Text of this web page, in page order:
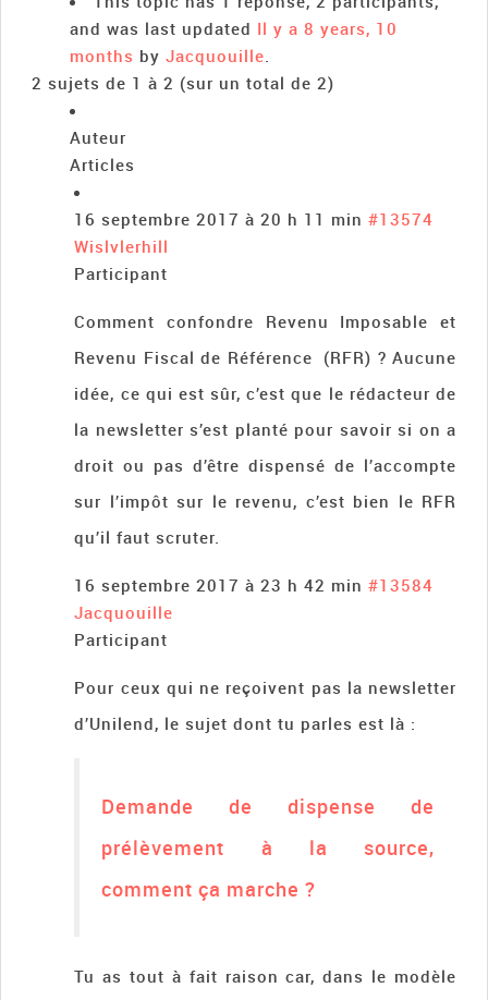
and was last updated Il y a 8 years, 10
months byJacquouille.
2 sujets de 1 à 2 (sur un total de 2)
Auteur
Articles
16 septembre 2017 à 20 h 11 min #13574
Wislvlerhill
Participant
Comment confondre Revenu Imposable et
Revenu Fiscal de Référence (RFR) ? Aucune
idée, ce qui est sûr, c’est que le rédacteur de
la newsletter s’est planté pour savoir si on a
droit ou pas d’être dispensé de l’accompte
sur l’impôt sur le revenu, c’est bien le RFR
qu’il faut scruter.
16 septembre 2017 à 23 h 42 min #13584
Jacquouille
Participant
Pour ceux qui ne reçoivent pas la newsletter
d’Unilend, le sujet dont tu parles est là :
Demande de dispense de
prélèvement à la source,
comment ça marche ?
Tu as tout à fait raison car, dans le modèle